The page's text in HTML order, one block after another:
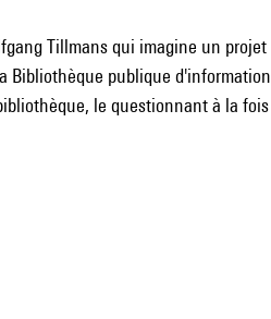
Tillmans qui imagine un projet
Bibliothèque publique d'information
le questionnant à la fois